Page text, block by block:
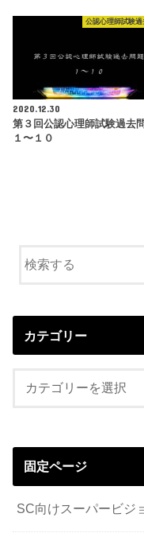
公認心理師試験過
2020.12.30
第３回公認心理師試験過去
１〜１０
カテゴリー
固定ページ
SC向けスーパービジ